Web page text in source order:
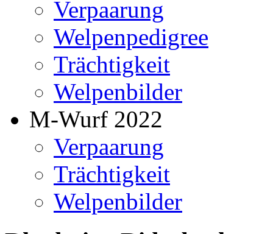
Verpaarung
Welpenpedigree
Trächtigkeit
Welpenbilder
M-Wurf 2022
Verpaarung
Trächtigkeit
Welpenbilder